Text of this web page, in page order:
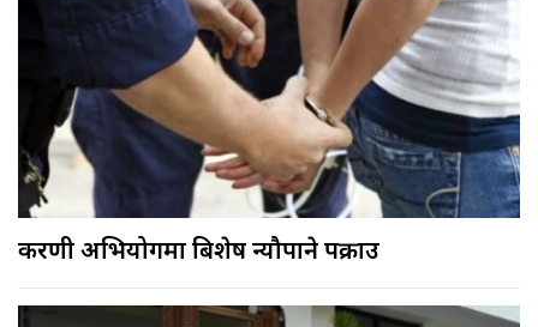
करणी अभियोगमा बिशेष न्यौपाने पक्राउ